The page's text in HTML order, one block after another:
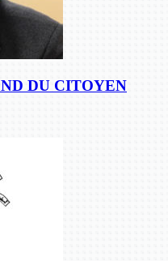
DU CITOYEN